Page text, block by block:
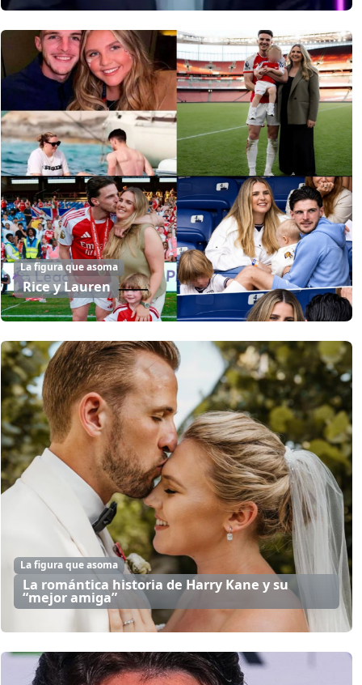
La figura que asoma
Rice y Lauren
La figura que asoma
La romántica historia de Harry Kane y su
“mejor amiga”